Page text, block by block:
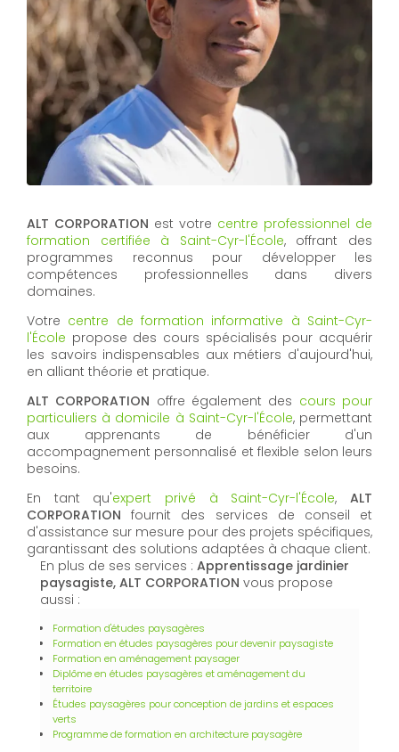
ALT CORPORATION est votre centre professionnel de
formation certifiée à Saint-Cyr-l'École, offrant des
programmes reconnus pour développer les
compétences professionnelles dans divers
domaines.
Votre centre de formation informative à Saint-Cyr-
l'École propose des cours spécialisés pour acquérir
les savoirs indispensables aux métiers d'aujourd'hui,
en alliant théorie et pratique.
ALT CORPORATION offre également des cours pour
particuliers à domicile à Saint-Cyr-l'École, permettant
aux apprenants de bénéficier d'un
accompagnement personnalisé et flexible selon leurs
besoins.
En tant qu'expert privé à Saint-Cyr-l'École,ALT
CORPORATION fournit des services de conseil et
d'assistance sur mesure pour des projets spécifiques,
garantissant des solutions adaptées à chaque client.
En plus de ses services : Apprentissage jardinier
paysagiste, ALT CORPORATION vous propose
aussi :
Formation d'études paysagères
Formation en études paysagères pour devenir paysagiste
Formation en aménagement paysager
Diplôme en études paysagères et aménagement du
territoire
Études paysagères pour conception de jardins et espaces
verts
Programme de formation en architecture paysagère